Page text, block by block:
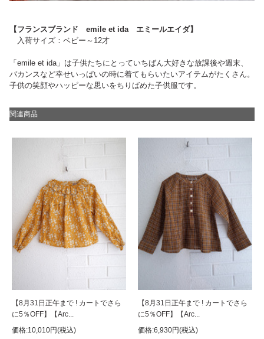
【フランスブランド emile et ida エミールエイダ】
入荷サイズ：ベビー～12才
「emile et ida」は子供たちにとっていちばん大好きな放課後や週末、
バカンスなど幸せいっぱいの時に着てもらいたいアイテムがたくさん。
子供の笑顔やハッピーな思いをちりばめた子供服です。
関連商品
【8月31日正午まで ! カートでさら
に5％OFF】【Arc...
価格:10,010円(税込)
【8月31日正午まで ! カートでさら
に5％OFF】【Arc...
価格:6,930円(税込)